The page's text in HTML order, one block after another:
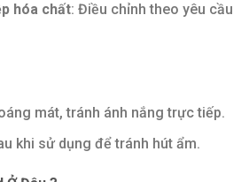
hóa chất: Điều chỉnh theo yêu cầu
mát, tránh ánh nắng trực tiếp.
khi sử dụng để tránh hút ẩm.